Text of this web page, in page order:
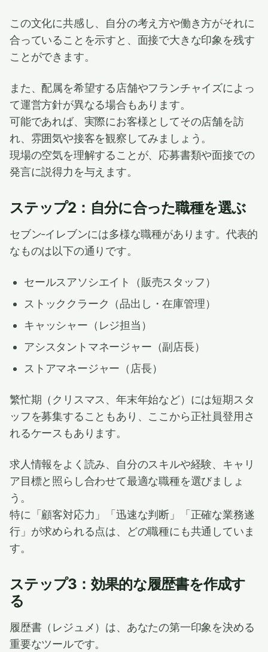
この文化に共感し、自分の考え方や働き方がそれに
合っていることを示すと、面接で大きな印象を残す
ことができます。
また、配属を希望する店舗やフランチャイズによっ
て運営方針が異なる場合もあります。
可能であれば、実際にお客様としてその店舗を訪
れ、雰囲気や接客を観察してみましょう。
現場の空気を理解することが、応募書類や面接での
発言に説得力を与えます。
ステップ2：自分に合った職種を選ぶ
セブン‐イレブンには多様な職種があります。代表的
なものは以下の通りです。
セールスアソシエイト（販売スタッフ）
ストッククラーク（品出し・在庫管理）
キャッシャー（レジ担当）
アシスタントマネージャー（副店長）
ストアマネージャー（店長）
繁忙期（クリスマス、年末年始など）には短期スタ
ッフを募集することもあり、ここから正社員登用さ
れるケースもあります。
求人情報をよく読み、自分のスキルや経験、キャリ
ア目標と照らし合わせて最適な職種を選びましょ
う。
特に「顧客対応力」「迅速な判断」「正確な業務遂
行」が求められる点は、どの職種にも共通していま
す。
ステップ3：効果的な履歴書を作成す
る
履歴書（レジュメ）は、あなたの第一印象を決める
重要なツールです。